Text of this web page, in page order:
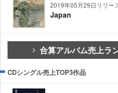
2019年05月29日リリー
Japan
合算アルバム売上ラ
CDシングル売上TOP3作品